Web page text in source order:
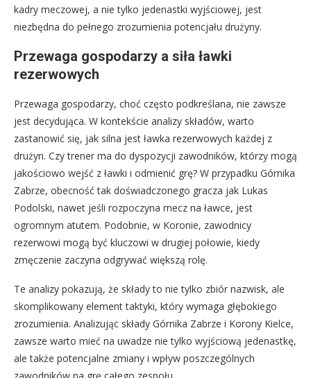
kadry meczowej, a nie tylko jedenastki wyjściowej, jest
niezbędna do pełnego zrozumienia potencjału drużyny.
Przewaga gospodarzy a siła ławki
rezerwowych
Przewaga gospodarzy, choć często podkreślana, nie zawsze
jest decydująca. W kontekście analizy składów, warto
zastanowić się, jak silna jest ławka rezerwowych każdej z
drużyn. Czy trener ma do dyspozycji zawodników, którzy mogą
jakościowo wejść z ławki i odmienić grę? W przypadku Górnika
Zabrze, obecność tak doświadczonego gracza jak Lukas
Podolski, nawet jeśli rozpoczyna mecz na ławce, jest
ogromnym atutem. Podobnie, w Koronie, zawodnicy
rezerwowi mogą być kluczowi w drugiej połowie, kiedy
zmęczenie zaczyna odgrywać większą rolę.
Te analizy pokazują, że składy to nie tylko zbiór nazwisk, ale
skomplikowany element taktyki, który wymaga głębokiego
zrozumienia. Analizując składy Górnika Zabrze i Korony Kielce,
zawsze warto mieć na uwadze nie tylko wyjściową jedenastkę,
ale także potencjalne zmiany i wpływ poszczególnych